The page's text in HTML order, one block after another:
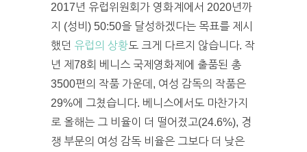
2017년 유럽위원회가 영화계에서 2020년까
지 (성비) 50:50을 달성하겠다는 목표를 제시
했던 유럽의 상황도 크게 다르지 않습니다. 작
년 제78회 베니스 국제영화제에 출품된 총
3500편의 작품 가운데, 여성 감독의 작품은
29%에 그쳤습니다. 베니스에서도 마찬가지
로 올해는 그 비율이 더 떨어졌고(24.6%), 경
쟁 부문의 여성 감독 비율은 그보다 더 낮은